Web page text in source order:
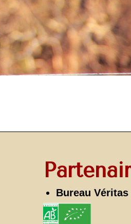
Bureau Véritas